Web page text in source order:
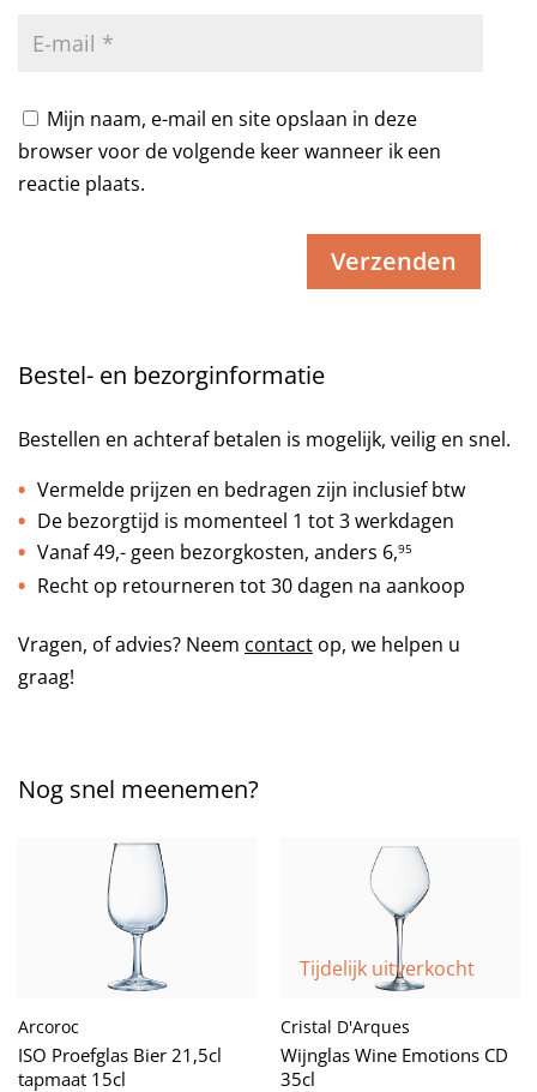
Mijn naam, e-mail en site opslaan in deze
browser voor de volgende keer wanneer ik een
reactie plaats.
Bestel- en bezorginformatie
Bestellen en achteraf betalen is mogelijk, veilig en snel.
Vermelde prijzen en bedragen zijn inclusief btw
De bezorgtijd is momenteel 1 tot 3 werkdagen
Vanaf 49,- geen bezorgkosten, anders 6,95
Recht op retourneren tot 30 dagen na aankoop
Vragen, of advies? Neem contactop, we helpen u
graag!
Nog snel meenemen?
Arcoroc
ISO Proefglas Bier 21,5cl
tapmaat 15cl
Tijdelijk uitverkocht
Cristal D'Arques
Wijnglas Wine Emotions CD
35cl